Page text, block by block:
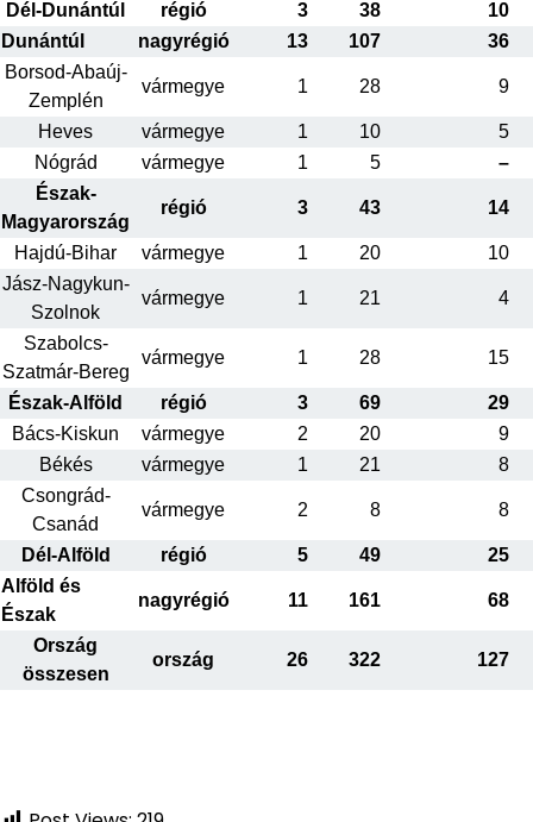
Dél-Dunántúl
régió 3 38
10
Dunántúl
nagyrégió 13 107
36
Borsod-Abaúj-
Zemplén
vármegye 1 28 9
Heves vármegye 1 10
5
Nógrád
vármegye 1 5
–
Észak-
Magyarország
régió 3 43 14
Hajdú-Bihar vármegye 1 20
10
Jász-Nagykun-
Szolnok
vármegye 1 21 4
Szabolcs-
Szatmár-Bereg
vármegye 1 28 15
Észak-Alföld régió 3 69
29
Bács-Kiskun
vármegye 2 20
9
Békés
vármegye 1 21
8
Csongrád-
Csanád
vármegye 2 8 8
Dél-Alföld régió 5 49
25
Alföld és
Észak
nagyrégió 11 161 68
Ország
összesen
ország 26 322 127